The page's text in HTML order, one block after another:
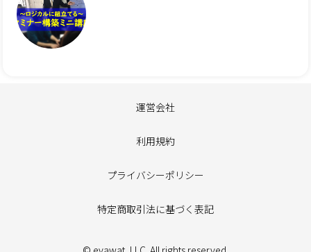
運営会社
利用規約
プライバシーポリシー
特定商取引法に基づく表記